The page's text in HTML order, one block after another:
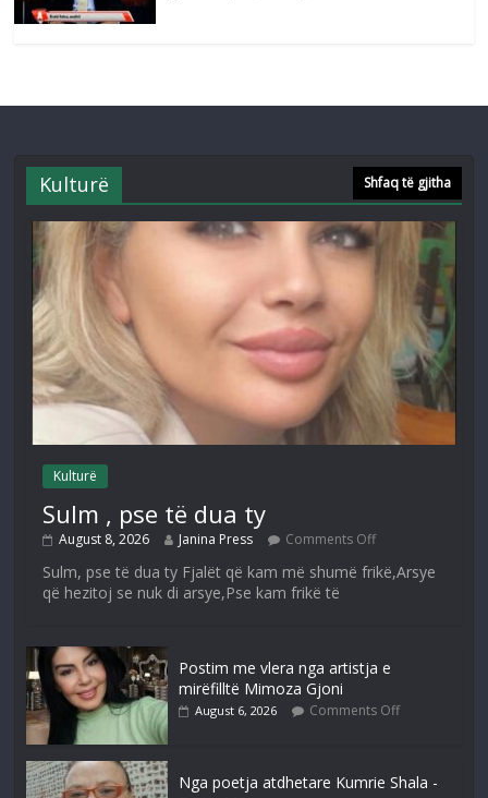
Kulturë Shfaq të gjitha
Kulturë
Sulm , pse të dua ty
August 8, 2026 Janina Press Comments Off
Sulm, pse të dua ty Fjalët që kam më shumë frikë,Arsye
që hezitoj se nuk di arsye,Pse kam frikë të
Postim me vlera nga artistja e
mirëfilltë Mimoza Gjoni
August 6, 2026 Comments Off
Nga poetja atdhetare Kumrie Shala -